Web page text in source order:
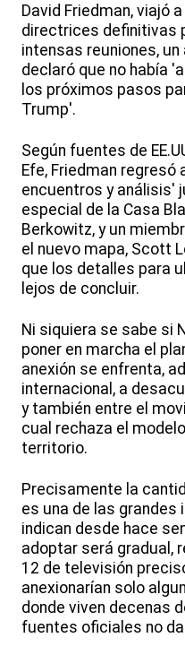
David Friedman, viajó
directrices definitivas
intensas reuniones,
declaró que no había
los próximos pasos
Trump'.
Según fuentes de
Efe, Friedman
encuentros y análisis'
especial de la Casa
Berkowitz, y un
el nuevo mapa, Scott
que los detalles para
lejos de concluir.
Ni siquiera se sabe si
poner en marcha el
anexión se enfrenta,
internacional, a
y también entre el
cual rechaza el
territorio.
Precisamente la
es una de las
indican desde hace
adoptar será gradual,
12 de televisión
anexionarían solo
donde viven decenas
fuentes oficiales no